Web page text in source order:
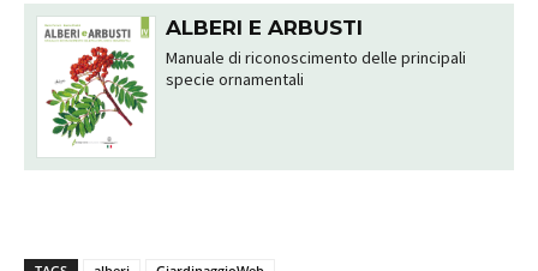
ALBERI E ARBUSTI
Manuale di riconoscimento delle principali
specie ornamentali